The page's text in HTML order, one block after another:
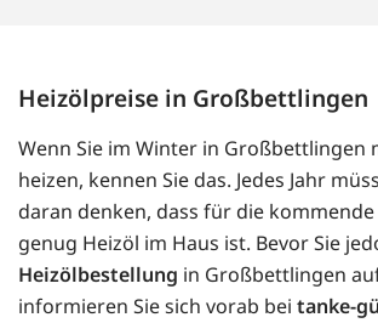
Heizölpreise in Großbettlingen
Wenn Sie im Winter in Großbettlingen
heizen, kennen Sie das. Jedes Jahr
daran denken, dass für die
genug Heizöl im Haus ist. Bevor Sie
Heizölbestellung in Großbettlingen
informieren Sie sich vorab bei tanke-